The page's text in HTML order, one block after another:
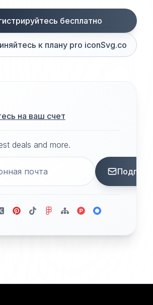
бесплатно
к плану pro iconSvg.co
на ваш счет
deals and more.